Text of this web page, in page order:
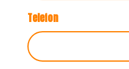
Telefon